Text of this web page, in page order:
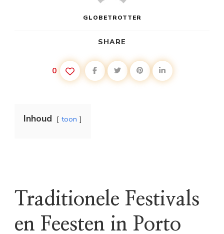
GLOBETROTTER
SHARE
0
Inhoud toon
Traditionele Festivals
en Feesten in Porto